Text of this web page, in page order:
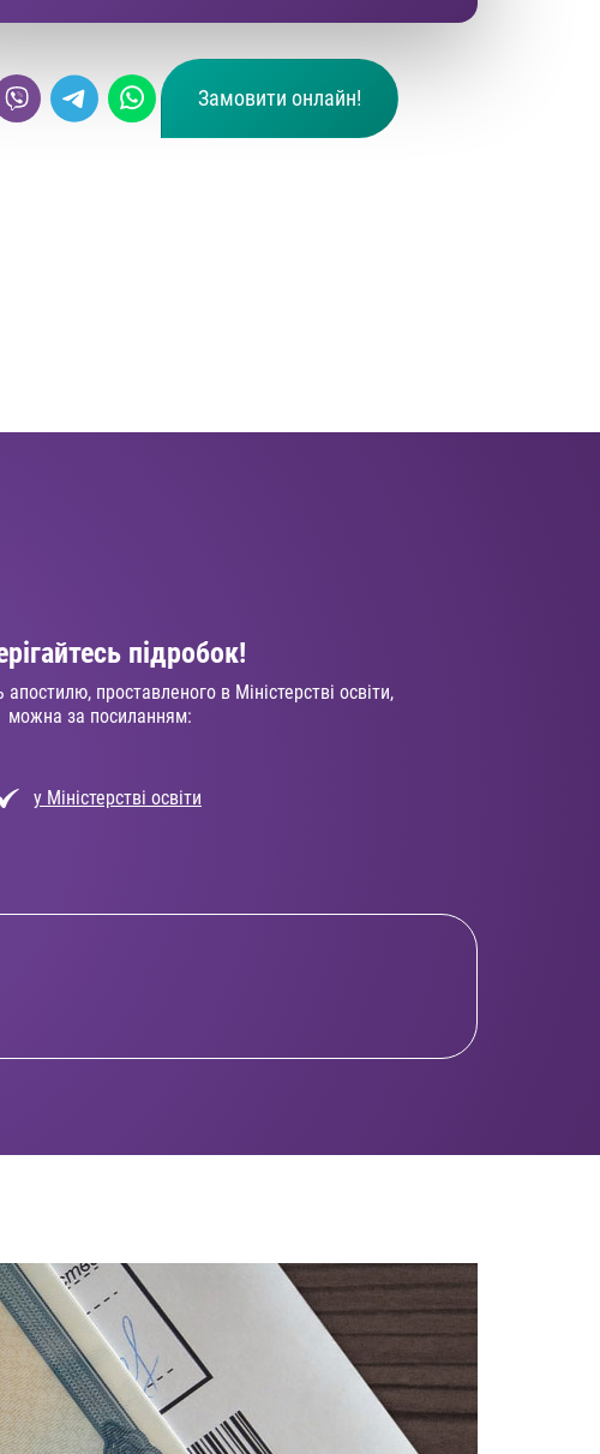
Замовити онлайн!
підробок!
проставленого в Міністерстві освіти,
можна за посиланням:
у Міністерстві освіти